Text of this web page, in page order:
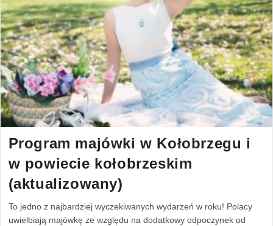
Program majówki w Kołobrzegu i
w powiecie kołobrzeskim
(aktualizowany)
To jedno z najbardziej wyczekiwanych wydarzeń w roku! Polacy
uwielbiają majówkę ze względu na dodatkowy odpoczynek od